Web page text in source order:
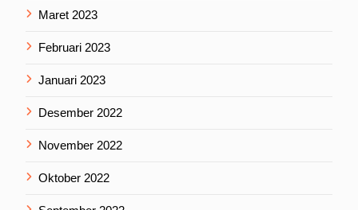
Maret 2023
Februari 2023
Januari 2023
Desember 2022
November 2022
Oktober 2022